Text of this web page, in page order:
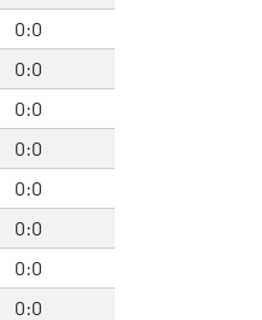
0:0
0:0
0:0
0:0
0:0
0:0
0:0
0:0